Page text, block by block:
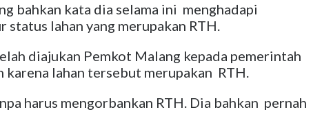
bahkan kata dia selama ini menghadapi
lahan yang merupakan RTH.
diajukan Pemkot Malang kepada pemerintah
karena lahan tersebut merupakan RTH.
harus mengorbankan RTH. Dia bahkan pernah